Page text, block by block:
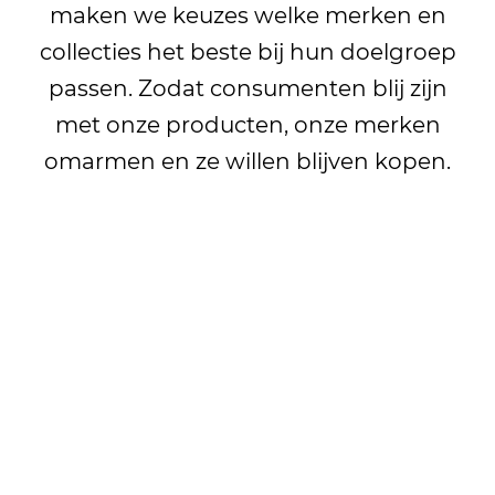
maken we keuzes welke merken en
collecties het beste bij hun doelgroep
passen. Zodat consumenten blij zijn
met onze producten, onze merken
omarmen en ze willen blijven kopen.